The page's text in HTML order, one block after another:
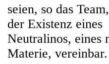
seien, so das
der Existenz eines
Neutralinos, eines
Materie, vereinbar.